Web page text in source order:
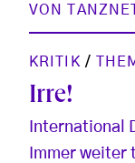
VON
KRITIK /
Irre!
International
Immer